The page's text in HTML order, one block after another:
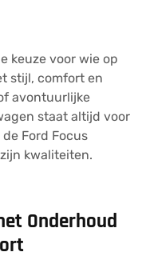
keuze voor wie op
stijl, comfort en
avontuurlijke
staat altijd voor
Ford Focus
kwaliteiten.
Onderhoud